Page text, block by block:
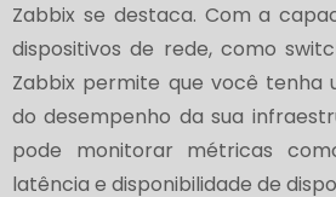
Zabbix se destaca. Com a
dispositivos de rede, como
Zabbix permite que você tenha
do desempenho da sua
pode monitorar métricas
latência e disponibilidade de